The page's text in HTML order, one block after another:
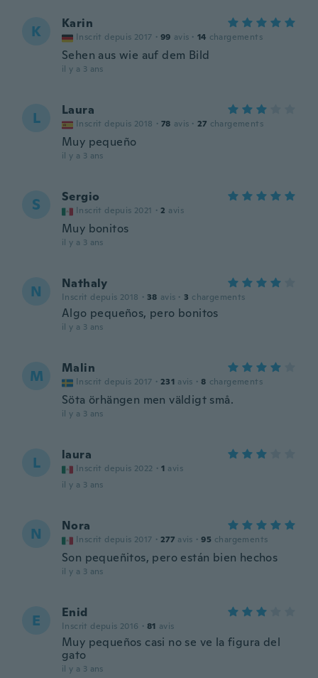
K Karin
Inscrit depuis 2017 · 99 avis · 14 chargements
Sehen aus wie auf dem Bild
il y a 3 ans
L Laura
Inscrit depuis 2018 · 78 avis · 27 chargements
Muy pequeño
il y a 3 ans
S Sergio
Inscrit depuis 2021 · 2 avis
Muy bonitos
il y a 3 ans
N Nathaly
Inscrit depuis 2018 · 38 avis · 3 chargements
Algo pequeños, pero bonitos
il y a 3 ans
M Malin
Inscrit depuis 2017 · 231 avis · 8 chargements
Söta örhängen men väldigt små.
il y a 3 ans
L laura
Inscrit depuis 2022 · 1 avis
il y a 3 ans
N Nora
Inscrit depuis 2017 · 277 avis · 95 chargements
Son pequeñitos, pero están bien hechos
il y a 3 ans
E Enid
Inscrit depuis 2016 · 81 avis
Muy pequeños casi no se ve la figura del
gato
il y a 3 ans